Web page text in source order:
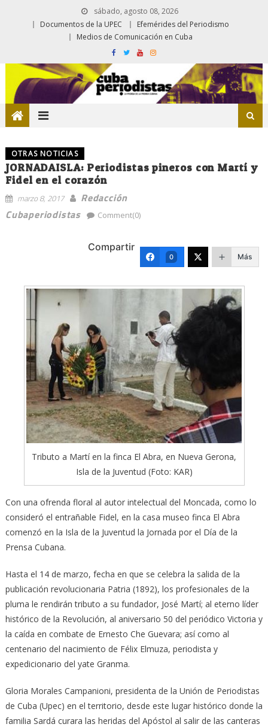
sábado, agosto 08, 2026
Documentos de la UPEC
Efemérides del Periodismo
Medios de Comunicación en Cuba
OTRAS NOTICIAS
JORNADAISLA: Periodistas pineros con Martí y
Fidel en el corazón
marzo 8, 2017
Redacción
Cubaperiodistas
Comment(0)
Compartir
0 Más
Tributo a Martí en la finca El Abra, en Nueva Gerona,
Isla de la Juventud (Foto: KAR)
Con una ofrenda floral al autor intelectual del Moncada, como lo
consideró el entrañable Fidel, en la casa museo finca El Abra
comenzó en la Isla de la Juventud la Jornada por el Día de la
Prensa Cubana.
Hasta el 14 de marzo, fecha en que se celebra la salida de la
publicación revolucionaria Patria (1892), los profesionales de la
pluma le rendirán tributo a su fundador, José Martí; al eterno líder
histórico de la Revolución, al aniversario 50 del periódico Victoria y
la caída en combate de Ernesto Che Guevara; así como al
centenario del nacimiento de Félix Elmuza, periodista y
expedicionario del yate Granma.
Gloria Morales Campanioni, presidenta de la Unión de Periodistas
de Cuba (Upec) en el territorio, desde este lugar histórico donde la
familia Sardá curara las heridas del Apóstol al salir de las canteras